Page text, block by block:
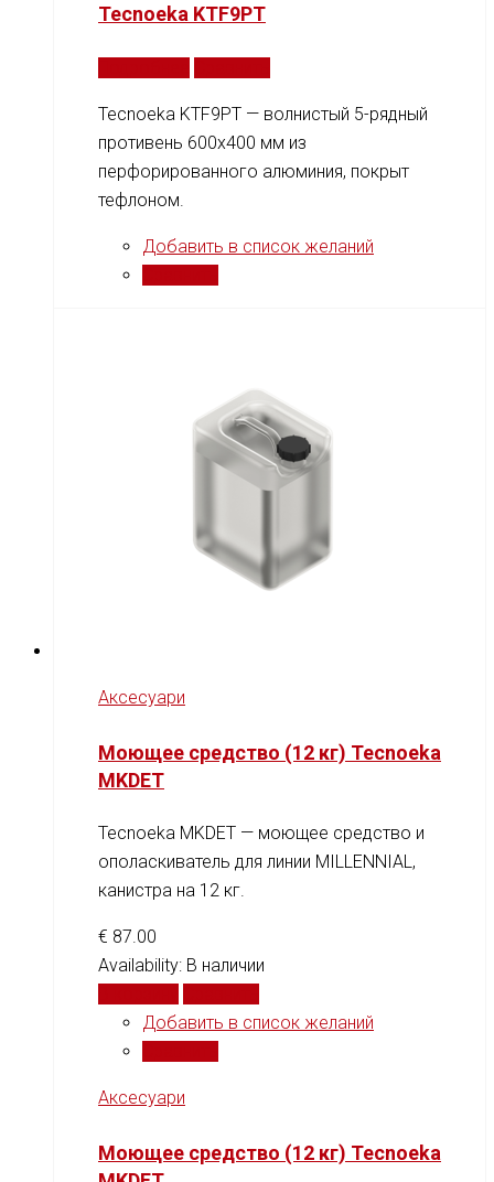
Tecnoeka KTF9PT
Tecnoeka KTF9PT — волнистый 5-рядный
противень 600x400 мм из
перфорированного алюминия, покрыт
тефлоном.
Добавить в список желаний
Аксесуари
Моющее средство (12 кг) Tecnoeka
MKDET
Tecnoeka MKDET — моющее средство и
ополаскиватель для линии MILLENNIAL,
канистра на 12 кг.
€ 87.00
Availability: В наличии
Добавить в список желаний
Аксесуари
Моющее средство (12 кг) Tecnoeka